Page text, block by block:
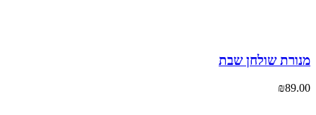
שולחן שבת
₪